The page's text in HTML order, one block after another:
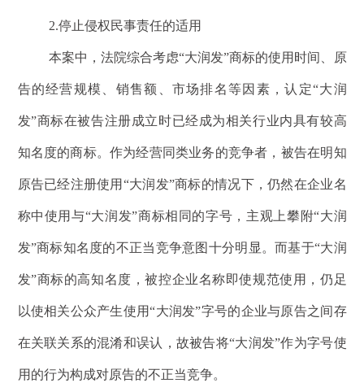
2.停止侵权民事责任的适用
本案中，法院综合考虑“大润发”商标的使用时间、原
告的经营规模、销售额、市场排名等因素，认定“大润
发”商标在被告注册成立时已经成为相关行业内具有较高
知名度的商标。作为经营同类业务的竞争者，被告在明知
原告已经注册使用“大润发”商标的情况下，仍然在企业名
称中使用与“大润发”商标相同的字号，主观上攀附“大润
发”商标知名度的不正当竞争意图十分明显。而基于“大润
发”商标的高知名度，被控企业名称即使规范使用，仍足
以使相关公众产生使用“大润发”字号的企业与原告之间存
在关联关系的混淆和误认，故被告将“大润发”作为字号使
用的行为构成对原告的不正当竞争。